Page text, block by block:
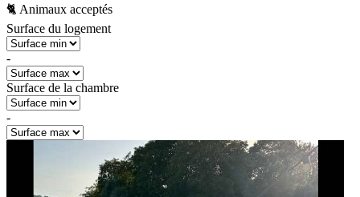
🐈 Animaux acceptés
Surface du logement
-
Surface de la chambre
-